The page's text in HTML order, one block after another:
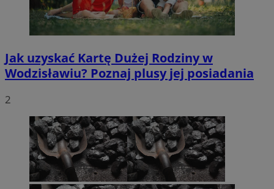
Jak uzyskać Kartę Dużej Rodziny w
Wodzisławiu? Poznaj plusy jej posiadania
2